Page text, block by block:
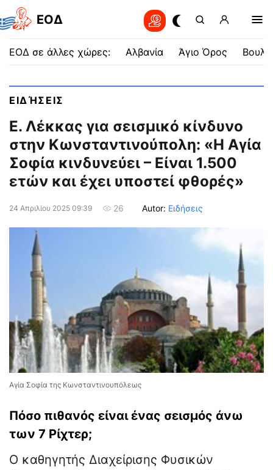
EOΔ
ΕΟΔ σε άλλες χώρες: Αλβανία Άγιο Όρος
ΕΙΔΉΣΕΙΣ
Ε. Λέκκας για σεισμικό κίνδυνο
στην Κωνσταντινούπολη: «Η Αγία
Σοφία κινδυνεύει – Είναι 1.500
ετών και έχει υποστεί φθορές»
24 Απριλίου 2025 09:39 26 Autor: Ειδήσεις
Αγία Σοφία της Κωνσταντινουπόλεως
Πόσο πιθανός είναι ένας σεισμός άνω
των 7 Ρίχτερ;
Ο καθηγητής Διαχείρισης Φυσικών